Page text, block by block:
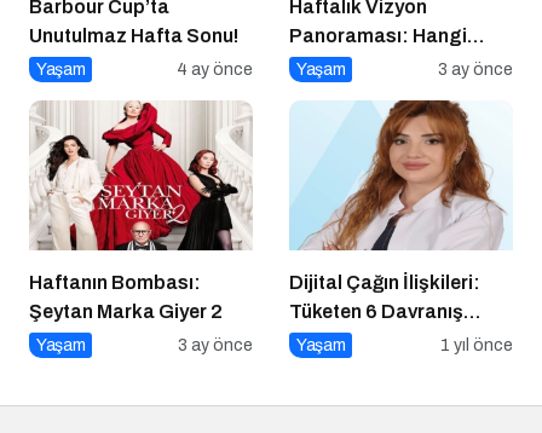
Barbour Cup’ta
Unutulmaz Hafta Sonu!
Yaşam 4 ay önce
Haftalık Vizyon
Panoraması: Hangi
Filmi İzlemeli?
Yaşam 3 ay önce
Haftanın Bombası:
Şeytan Marka Giyer 2
Yaşam 3 ay önce
Dijital Çağın İlişkileri:
Tüketen 6 Davranış
Biçimi
Yaşam 1 yıl önce